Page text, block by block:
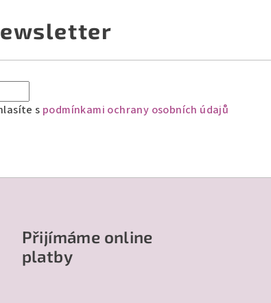
s podmínkami ochrany osobních údajů
Přijímáme online
platby